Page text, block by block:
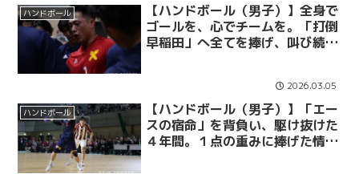
ハンドボール
【ハンドボール（男子）】全身で
ゴールを、心でチームを。「打倒
早稲田」へ全てを捧げ、叫び続け
企画「光るとき」 No.26 鈴木悠
斗
2026.03.05
ハンドボール
【ハンドボール（男子）】「エー
スの宿命」を背負い、駆け抜けた
４年間。１点の重みに捧げた情熱